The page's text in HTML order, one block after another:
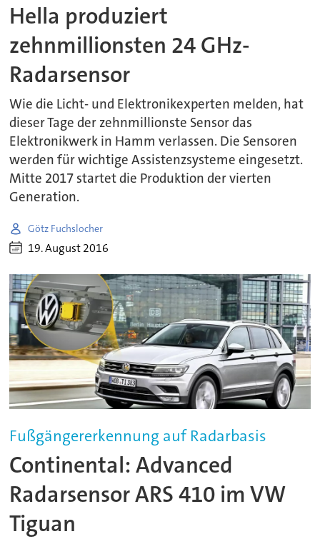
Hella produziert
zehnmillionsten 24 GHz-
Radarsensor
Wie die Licht- und Elektronikexperten melden, hat
dieser Tage der zehnmillionste Sensor das
Elektronikwerk in Hamm verlassen. Die Sensoren
werden für wichtige Assistenzsysteme eingesetzt.
Mitte 2017 startet die Produktion der vierten
Generation.
Götz Fuchslocher
19. August 2016
Fußgängererkennung auf Radarbasis
Continental: Advanced
Radarsensor ARS 410 im VW
Tiguan